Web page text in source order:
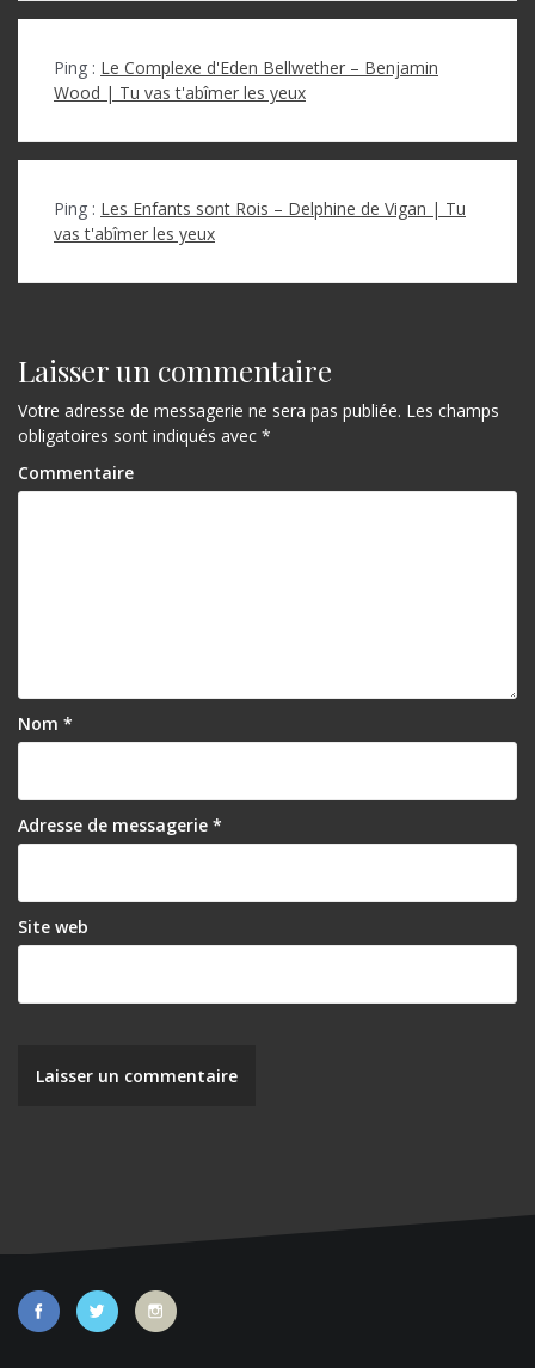
Ping : Le Complexe d'Eden Bellwether – Benjamin
Wood | Tu vas t'abîmer les yeux
Ping : Les Enfants sont Rois – Delphine de Vigan | Tu
vas t'abîmer les yeux
Laisser un commentaire
Votre adresse de messagerie ne sera pas publiée. Les champs
obligatoires sont indiqués avec *
Commentaire
Nom *
Adresse de messagerie *
Site web